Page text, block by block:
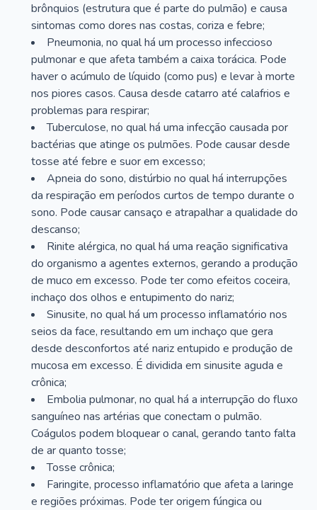
brônquios (estrutura que é parte do pulmão) e causa
sintomas como dores nas costas, coriza e febre;
Pneumonia, no qual há um processo infeccioso
pulmonar e que afeta também a caixa torácica. Pode
haver o acúmulo de líquido (como pus) e levar à morte
nos piores casos. Causa desde catarro até calafrios e
problemas para respirar;
Tuberculose, no qual há uma infecção causada por
bactérias que atinge os pulmões. Pode causar desde
tosse até febre e suor em excesso;
Apneia do sono, distúrbio no qual há interrupções
da respiração em períodos curtos de tempo durante o
sono. Pode causar cansaço e atrapalhar a qualidade do
descanso;
Rinite alérgica, no qual há uma reação significativa
do organismo a agentes externos, gerando a produção
de muco em excesso. Pode ter como efeitos coceira,
inchaço dos olhos e entupimento do nariz;
Sinusite, no qual há um processo inflamatório nos
seios da face, resultando em um inchaço que gera
desde desconfortos até nariz entupido e produção de
mucosa em excesso. É dividida em sinusite aguda e
crônica;
Embolia pulmonar, no qual há a interrupção do fluxo
sanguíneo nas artérias que conectam o pulmão.
Coágulos podem bloquear o canal, gerando tanto falta
de ar quanto tosse;
Tosse crônica;
Faringite, processo inflamatório que afeta a laringe
e regiões próximas. Pode ter origem fúngica ou